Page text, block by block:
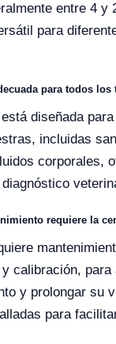
entre 4 y
para
para todos
diseñada
incluidas
corporales,
requiere la
calibración, para
y prolongar su
para